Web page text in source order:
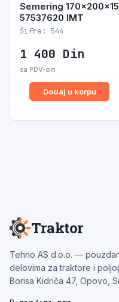
Semering 170x200x15
57537620 IMT
Šifra: 544
1 400 Din
sa PDV-om
Dodaj u korpu
Traktor
Tehno AS d.o.o. —
delovima za traktore i
Borisa Kidriča 47, Opovo,